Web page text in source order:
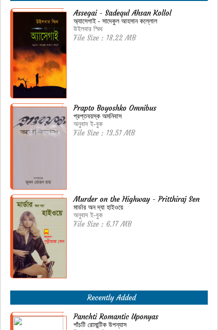
Assegai - Sadequl Ahsan Kollol
অ্যাসেগাই - সাদেকুল আহসান কল্লোল
উইলবার স্মিথ
File Size : 18.22 MB
Prapto Boyoshko Omnibus
প্রপ্তবয়স্ক অমনিবাস
অনুবাদ ই-বুক
File Size : 13.51 MB
Murder on the Highway - Pritthiraj Sen
মার্ডার অন দ্যা হাইওয়ে
অনুবাদ ই-বুক
File Size : 6.17 MB
Recently Added
Panchti Romantic Uponyas
পাঁচটি রোমান্টিক উপন্যাস